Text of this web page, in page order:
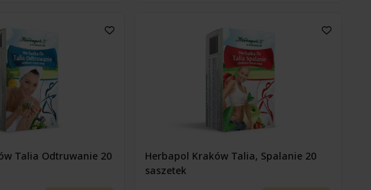
Talia Odtruwanie 20
Herbapol Kraków Talia, Spalanie 20
saszetek